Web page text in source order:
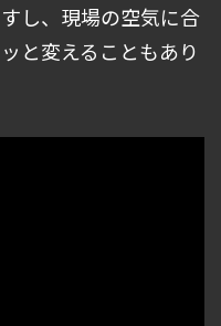
し、現場の空気に合
と変えることもあり